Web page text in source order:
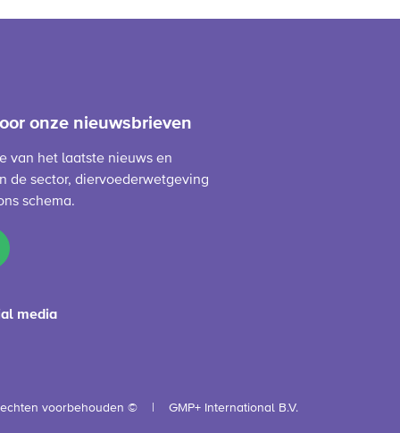
onze nieuwsbrieven
van het laatste nieuws en
de sector, diervoederwetgeving
schema.
media
voorbehouden © GMP+ International B.V.